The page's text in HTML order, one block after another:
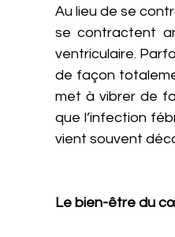
Au lieu de se
se contractent
ventriculaire.
de façon
met à vibrer de
que l’infection
vient souvent
Le bien-être du